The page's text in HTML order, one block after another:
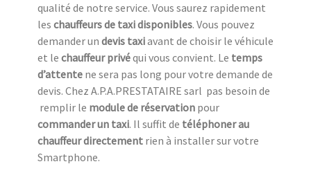
qualité de notre service. Vous saurez rapidement
les chauffeurs de taxi disponibles. Vous pouvez
demander un devis taxiavant de choisir le véhicule
et le chauffeur privéqui vous convient. Le temps
d’attente ne sera pas long pour votre demande de
devis. Chez A.P.A.PRESTATAIRE sarl pas besoin de
remplir le module de réservation pour
commander un taxi. Il suffit de téléphoner au
chauffeur directement rien à installer sur votre
Smartphone.